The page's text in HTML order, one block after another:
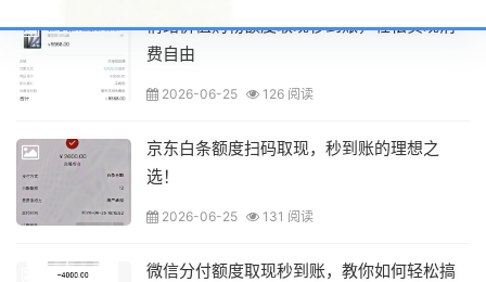
情绪价值购物额度取现秒到账，轻松实现消
费自由
2026-06-25 126 阅读
京东白条额度扫码取现，秒到账的理想之
选！
2026-06-25 131 阅读
微信分付额度取现秒到账，教你如何轻松搞